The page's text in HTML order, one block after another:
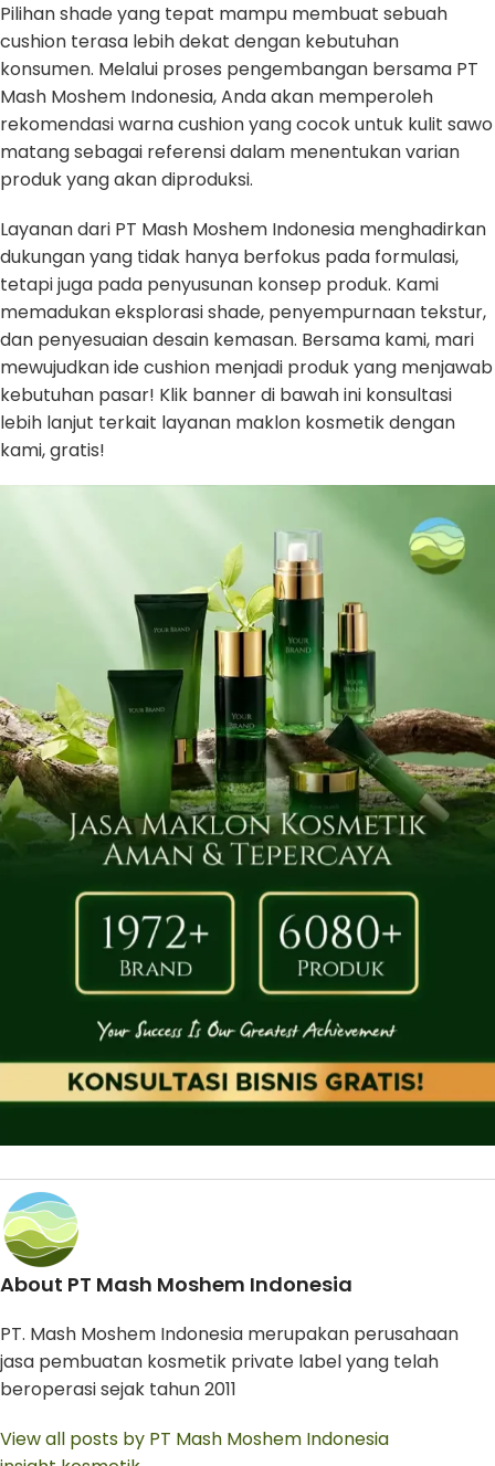
Pilihan shade yang tepat mampu membuat sebuah
cushion terasa lebih dekat dengan kebutuhan
konsumen. Melalui proses pengembangan bersama PT
Mash Moshem Indonesia, Anda akan memperoleh
rekomendasi warna cushion yang cocok untuk kulit sawo
matang sebagai referensi dalam menentukan varian
produk yang akan diproduksi.
Layanan dari PT Mash Moshem Indonesia menghadirkan
dukungan yang tidak hanya berfokus pada formulasi,
tetapi juga pada penyusunan konsep produk. Kami
memadukan eksplorasi shade, penyempurnaan tekstur,
dan penyesuaian desain kemasan. Bersama kami, mari
mewujudkan ide cushion menjadi produk yang menjawab
kebutuhan pasar! Klik banner di bawah ini konsultasi
lebih lanjut terkait layanan maklon kosmetik dengan
kami, gratis!
About PT Mash Moshem Indonesia
PT. Mash Moshem Indonesia merupakan perusahaan
jasa pembuatan kosmetik private label yang telah
beroperasi sejak tahun 2011
View all posts by PT Mash Moshem Indonesia